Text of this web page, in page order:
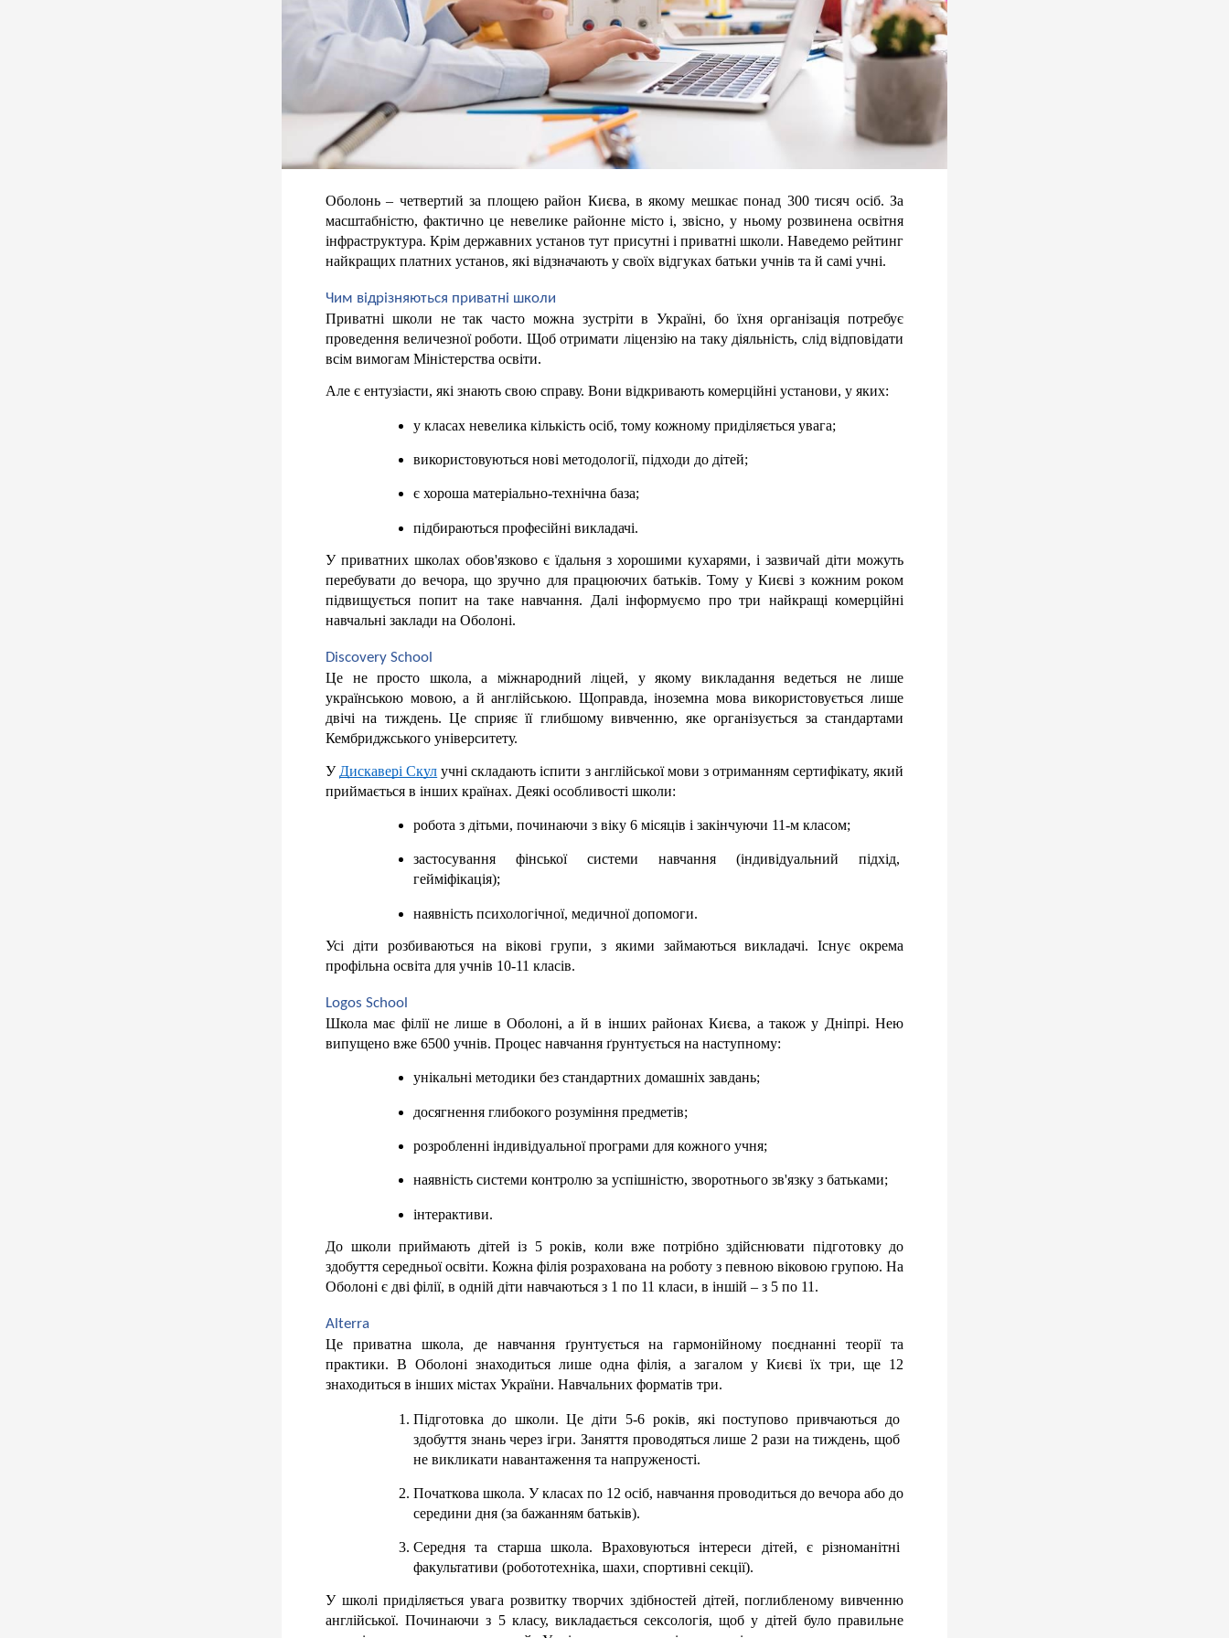
Оболонь – четвертий за площею район Києва, в якому мешкає понад 300 тисяч осіб. За
масштабністю, фактично це невелике районне місто і, звісно, у ньому розвинена освітня
інфраструктура. Крім державних установ тут присутні і приватні школи. Наведемо рейтинг
найкращих платних установ, які відзначають у своїх відгуках батьки учнів та й самі учні.
Чим відрізняються приватні школи
Приватні школи не так часто можна зустріти в Україні, бо їхня організація потребує
проведення величезної роботи. Щоб отримати ліцензію на таку діяльність, слід відповідати
всім вимогам Міністерства освіти.
Але є ентузіасти, які знають свою справу. Вони відкривають комерційні установи, у яких:
у класах невелика кількість осіб, тому кожному приділяється увага;
використовуються нові методології, підходи до дітей;
є хороша матеріально-технічна база;
підбираються професійні викладачі.
У приватних школах обов'язково є їдальня з хорошими кухарями, і зазвичай діти можуть
перебувати до вечора, що зручно для працюючих батьків. Тому у Києві з кожним роком
підвищується попит на таке навчання. Далі інформуємо про три найкращі комерційні
навчальні заклади на Оболоні.
Discovery School
Це не просто школа, а міжнародний ліцей, у якому викладання ведеться не лише
українською мовою, а й англійською. Щоправда, іноземна мова використовується лише
двічі на тиждень. Це сприяє її глибшому вивченню, яке організується за стандартами
Кембриджського університету.
У Дискавері Скул учні складають іспити з англійської мови з отриманням сертифікату, який
приймається в інших країнах. Деякі особливості школи:
робота з дітьми, починаючи з віку 6 місяців і закінчуючи 11-м класом;
застосування фінської системи навчання (індивідуальний підхід,
гейміфікація);
наявність психологічної, медичної допомоги.
Усі діти розбиваються на вікові групи, з якими займаються викладачі. Існує окрема
профільна освіта для учнів 10-11 класів.
Logos School
Школа має філії не лише в Оболоні, а й в інших районах Києва, а також у Дніпрі. Нею
випущено вже 6500 учнів. Процес навчання ґрунтується на наступному:
унікальні методики без стандартних домашніх завдань;
досягнення глибокого розуміння предметів;
розробленні індивідуальної програми для кожного учня;
наявність системи контролю за успішністю, зворотнього зв'язку з батьками;
інтерактиви.
До школи приймають дітей із 5 років, коли вже потрібно здійснювати підготовку до
здобуття середньої освіти. Кожна філія розрахована на роботу з певною віковою групою. На
Оболоні є дві філії, в одній діти навчаються з 1 по 11 класи, в іншій – з 5 по 11.
Alterra
Це приватна школа, де навчання ґрунтується на гармонійному поєднанні теорії та
практики. В Оболоні знаходиться лише одна філія, а загалом у Києві їх три, ще 12
знаходиться в інших містах України. Навчальних форматів три.
Підготовка до школи. Це діти 5-6 років, які поступово привчаються до
здобуття знань через ігри. Заняття проводяться лише 2 рази на тиждень, щоб
не викликати навантаження та напруженості.
Початкова школа. У класах по 12 осіб, навчання проводиться до вечора або до
середини дня (за бажанням батьків).
Середня та старша школа. Враховуються інтереси дітей, є різноманітні
факультативи (робототехніка, шахи, спортивні секції).
У школі приділяється увага розвитку творчих здібностей дітей, поглибленому вивченню
англійської. Починаючи з 5 класу, викладається сексологія, щоб у дітей було правильне